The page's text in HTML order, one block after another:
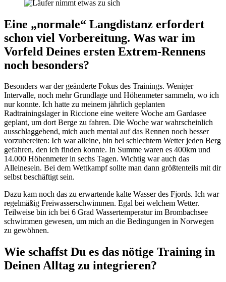
Eine „normale“ Langdistanz erfordert
schon viel Vorbereitung. Was war im
Vorfeld Deines ersten Extrem-Rennens
noch besonders?
Besonders war der geänderte Fokus des Trainings. Weniger
Intervalle, noch mehr Grundlage und Höhenmeter sammeln, wo ich
nur konnte. Ich hatte zu meinem jährlich geplanten
Radtrainingslager in Riccione eine weitere Woche am Gardasee
geplant, um dort Berge zu fahren. Die Woche war wahrscheinlich
ausschlaggebend, mich auch mental auf das Rennen noch besser
vorzubereiten: Ich war alleine, bin bei schlechtem Wetter jeden Berg
gefahren, den ich finden konnte. In Summe waren es 400km und
14.000 Höhenmeter in sechs Tagen. Wichtig war auch das
Alleinesein. Bei dem Wettkampf sollte man dann größtenteils mit dir
selbst beschäftigt sein.
Dazu kam noch das zu erwartende kalte Wasser des Fjords. Ich war
regelmäßig Freiwasserschwimmen. Egal bei welchem Wetter.
Teilweise bin ich bei 6 Grad Wassertemperatur im Brombachsee
schwimmen gewesen, um mich an die Bedingungen in Norwegen
zu gewöhnen.
Wie schaffst Du es das nötige Training in
Deinen Alltag zu integrieren?